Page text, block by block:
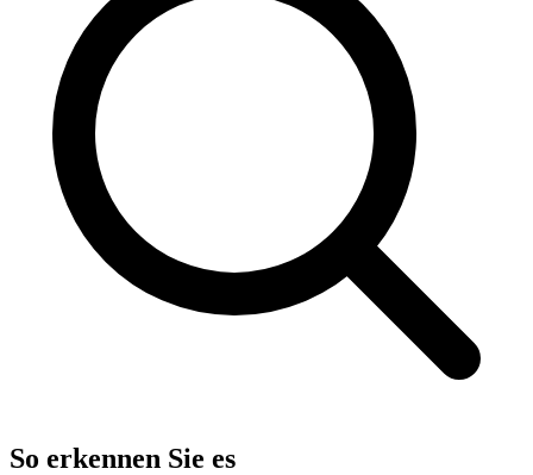
So erkennen Sie es